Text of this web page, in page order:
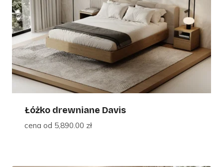
Łóżko drewniane Davis
cena od 5,890.00 zł